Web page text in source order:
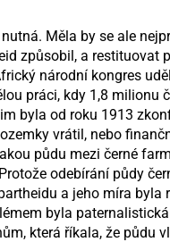
Měla by se ale
způsobil, a restituovat
národní kongres
práci, kdy 1,8 milionu
byla od roku 1913
vrátil, nebo
půdu mezi černé
odebírání půdy
a jeho míra byla
byla
která říkala, že půdu